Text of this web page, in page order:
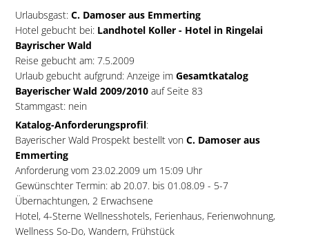
Urlaubsgast:C. Damoser aus Emmerting
Hotel gebucht bei:Landhotel Koller - Hotel in Ringelai
Bayrischer Wald
Reise gebucht am: 7.5.2009
Urlaub gebucht aufgrund: Anzeige im Gesamtkatalog
Bayerischer Wald 2009/2010auf Seite 83
Stammgast: nein
Katalog-Anforderungsprofil:
Bayerischer Wald Prospekt bestellt von C. Damoser aus
Emmerting
Anforderung vom 23.02.2009 um 15:09 Uhr
Gewünschter Termin: ab 20.07. bis 01.08.09 - 5-7
Übernachtungen, 2 Erwachsene
Hotel, 4-Sterne Wellnesshotels, Ferienhaus, Ferienwohnung,
Wellness So-Do, Wandern, Frühstück